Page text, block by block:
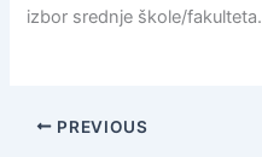
izbor srednje škole/fakulteta.
PREVIOUS